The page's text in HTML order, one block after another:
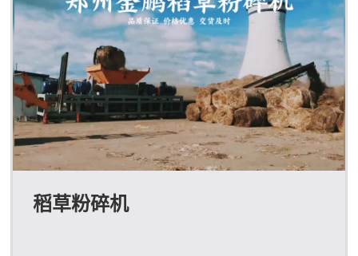
广大用户节省了劈木机，以后用户再打树墩，就不需要向
以前那样先把树墩用劈木机劈开，然后才能用木片...
稻草粉碎机